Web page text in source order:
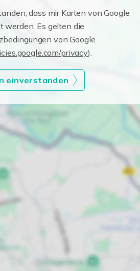
dass mir Karten von Google
werden. Es gelten die
von Google
privacy).
einverstanden